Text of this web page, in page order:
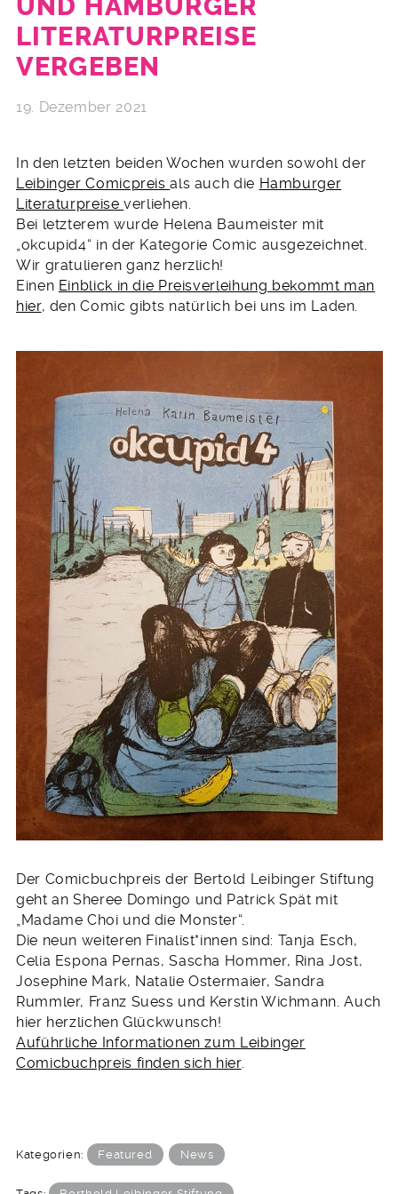
UND HAMBURGER
LITERATURPREISE
VERGEBEN
19. Dezember 2021
In den letzten beiden Wochen wurden sowohl der
Leibinger Comicpreisals auch die Hamburger
Literaturpreiseverliehen.
Bei letzterem wurde Helena Baumeister mit
„okcupid4“ in der Kategorie Comic ausgezeichnet.
Wir gratulieren ganz herzlich!
Einen Einblick in die Preisverleihung bekommt man
hier, den Comic gibts natürlich bei uns im Laden.
Der Comicbuchpreis der Bertold Leibinger Stiftung
geht an Sheree Domingo und Patrick Spät mit
„Madame Choi und die Monster“.
Die neun weiteren Finalist*innen sind: Tanja Esch,
Celia Espona Pernas, Sascha Hommer, Rina Jost,
Josephine Mark, Natalie Ostermaier, Sandra
Rummler, Franz Suess und Kerstin Wichmann. Auch
hier herzlichen Glückwunsch!
Auführliche Informationen zum Leibinger
Comicbuchpreis finden sich hier.
Kategorien: Featured News